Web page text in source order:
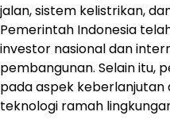
jalan, sistem kelistrikan,
Pemerintah Indonesia
investor nasional dan
pembangunan. Selain itu,
pada aspek
teknologi ramah